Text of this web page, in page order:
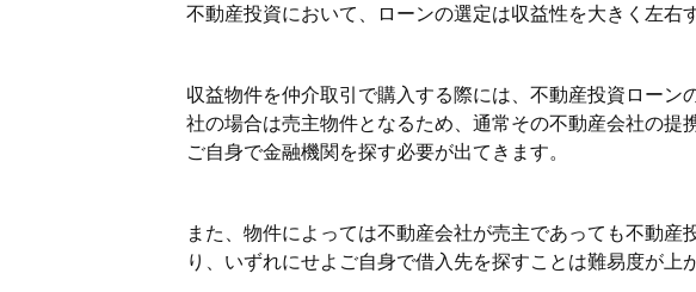
不動産投資において、ローンの選定は収益性を大きく左右
収益物件を仲介取引で購入する際には、不動産投資ロー
社の場合は売主物件となるため、通常その不動産会社の
ご自身で金融機関を探す必要が出てきます。
また、物件によっては不動産会社が売主であっても不動
り、いずれにせよご自身で借入先を探すことは難易度が上